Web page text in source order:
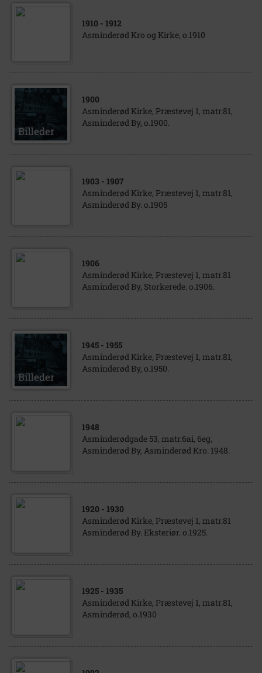
1910 - 1912
Asminderød Kro og Kirke, o.1910
1900
Asminderød Kirke, Præstevej 1, matr.81,
Asminderød By, o.1900.
1903 - 1907
Asminderød Kirke, Præstevej 1, matr.81,
Asminderød By. o.1905
1906
Asminderød Kirke, Præstevej 1, matr.81
Asminderød By, Storkerede. o.1906.
1945 - 1955
Asminderød Kirke, Præstevej 1, matr.81,
Asminderød By, o.1950.
1948
Asminderødgade 53, matr.6ai, 6eg,
Asminderød By, Asminderød Kro. 1948.
1920 - 1930
Asminderød Kirke, Præstevej 1, matr.81
Asminderød By. Eksteriør. o.1925.
1925 - 1935
Asminderød Kirke, Præstevej 1, matr.81,
Asminderød, o.1930